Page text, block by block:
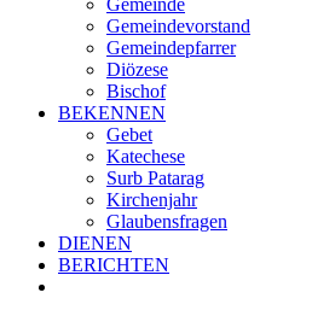
Gemeinde
Gemeindevorstand
Gemeindepfarrer
Diözese
Bischof
BEKENNEN
Gebet
Katechese
Surb Patarag
Kirchenjahr
Glaubensfragen
DIENEN
BERICHTEN